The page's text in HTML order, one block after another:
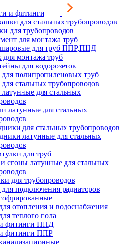
и фитинги
для стальных трубопроводов
для трубопроводов
для монтажа труб
для труб ППР,ПНД
для монтажа труб
для водорозеток
полипропиленовых труб
стальных трубопроводов
для стальных
латунные для стальных
для стальных трубопроводов
латунные для стальных
для труб
сгоны латунные для стальных
для трубопроводов
подключения радиаторов
отопления и водоснабжения
теплого пола
фитинги ПНД
фитинги ППР